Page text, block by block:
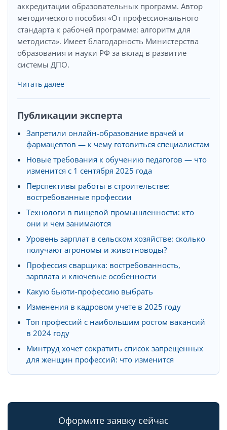
аккредитации образовательных программ. Автор
методического пособия «От профессионального
стандарта к рабочей программе: алгоритм для
методиста». Имеет благодарность Министерства
образования и науки РФ за вклад в развитие
системы ДПО.
Читать далее
Публикации эксперта
Запретили онлайн-образование врачей и
фармацевтов — к чему готовиться специалистам
Новые требования к обучению педагогов — что
изменится с 1 сентября 2025 года
Перспективы работы в строительстве:
востребованные профессии
Технологи в пищевой промышленности: кто
они и чем занимаются
Уровень зарплат в сельском хозяйстве: сколько
получают агрономы и животноводы?
Профессия сварщика: востребованность,
зарплата и ключевые особенности
Какую бьюти-профессию выбрать
Изменения в кадровом учете в 2025 году
Топ профессий с наибольшим ростом вакансий
в 2024 году
Минтруд хочет сократить список запрещенных
для женщин профессий: что изменится
Оформите заявку сейчас